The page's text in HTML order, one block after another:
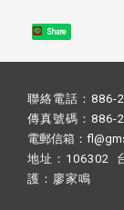
Share
聯絡電話：886-
傳真號碼：886-
電郵信箱：
地址：106302
護： 廖家鳴​